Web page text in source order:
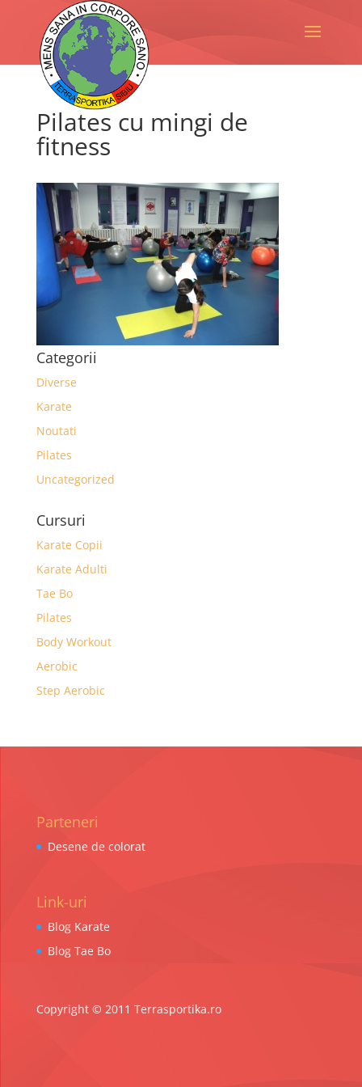
Pilates cu mingi de
fitness
Categorii
Diverse
Karate
Noutati
Pilates
Uncategorized
Cursuri
Karate Copii
Karate Adulti
Tae Bo
Pilates
Body Workout
Aerobic
Step Aerobic
Parteneri
Desene de colorat
Link-uri
Blog Karate
Blog Tae Bo
Copyright © 2011 Terrasportika.ro